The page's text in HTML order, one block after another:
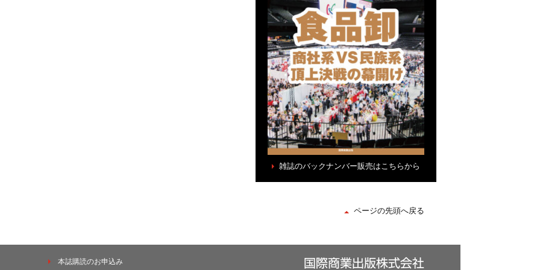
雑誌のバックナンバー販売はこちらから
ページの先頭へ戻る
本誌購読のお申込み